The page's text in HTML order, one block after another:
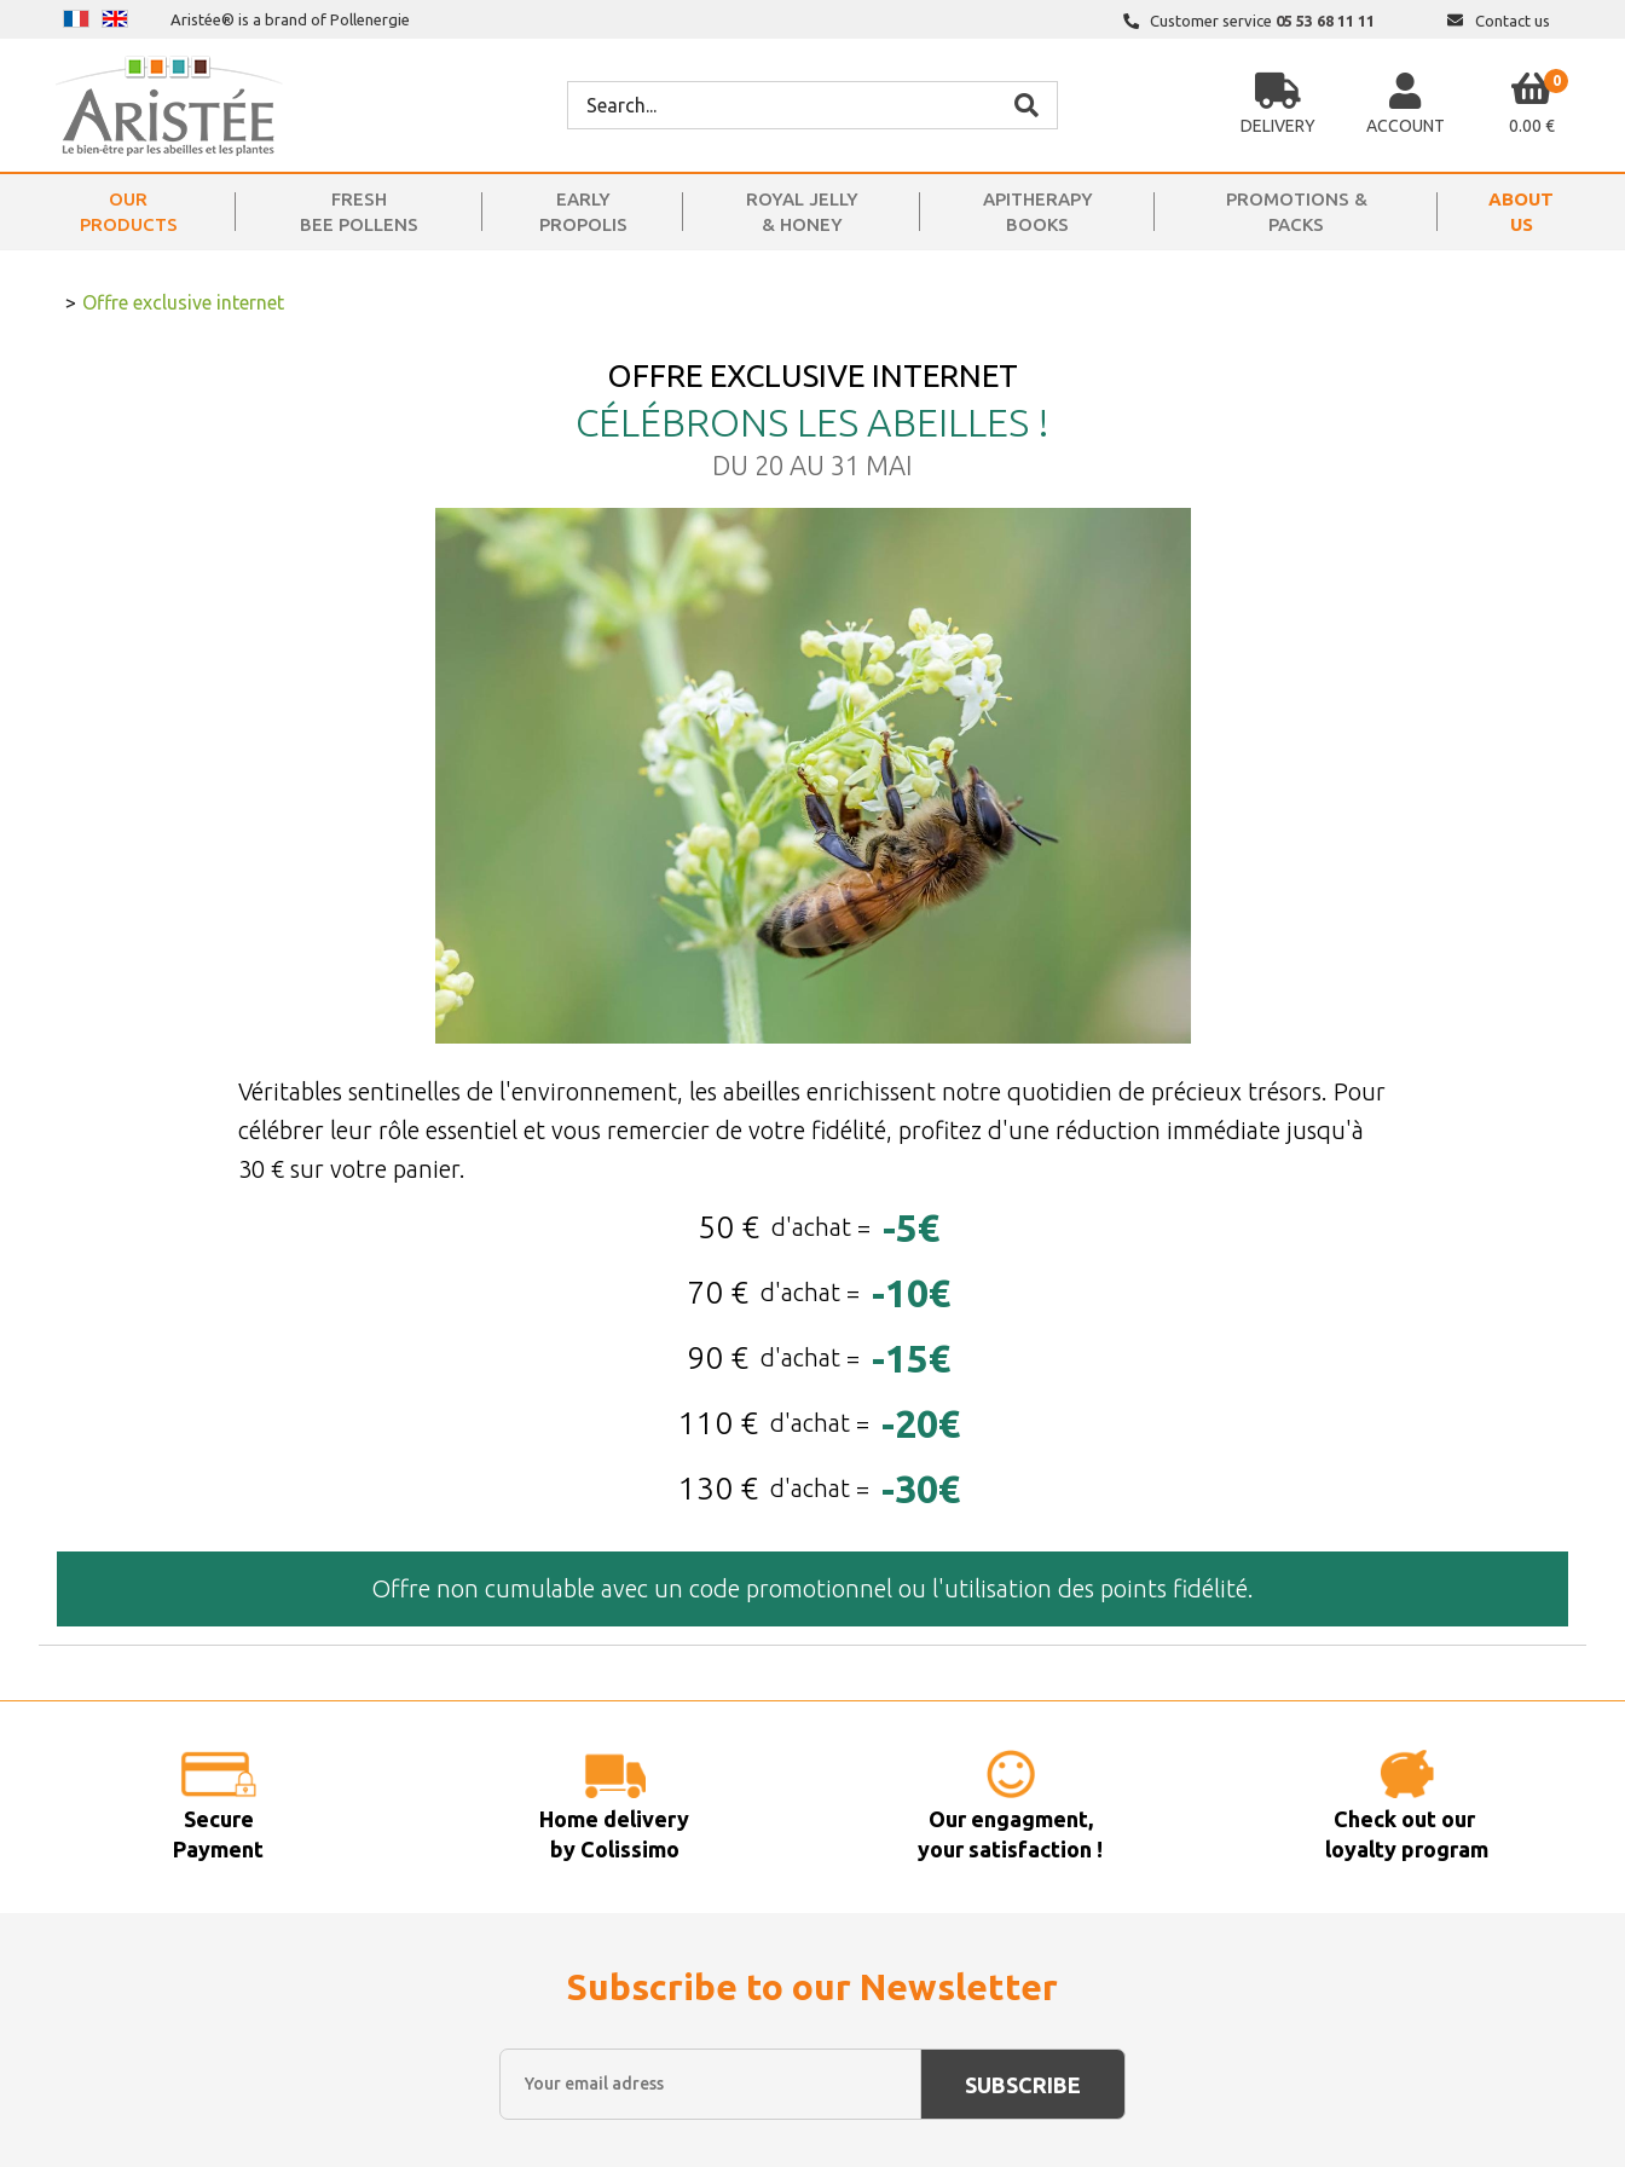
Aristée® is a brand of Pollenergie Customer service 05 53 68 11 11 Contact us
DELIVERY ACCOUNT
0
0.00 €
OUR
PRODUCTS
FRESH
BEE POLLENS
EARLY
PROPOLIS
ROYAL JELLY
& HONEY
APITHERAPY
BOOKS
PROMOTIONS &
PACKS
ABOUT
US
> Offre exclusive internet
OFFRE EXCLUSIVE INTERNET
CÉLÉBRONS LES ABEILLES !
DU 20 AU 31 MAI
Véritables sentinelles de l'environnement, les abeilles enrichissent notre quotidien de précieux trésors. Pour
célébrer leur rôle essentiel et vous remercier de votre fidélité, profitez d'une réduction immédiate jusqu'à
30 € sur votre panier.
50 € d'achat = -5€
70 € d'achat = -10€
90 € d'achat = -15€
110 € d'achat = -20€
130 € d'achat = -30€
Offre non cumulable avec un code promotionnel ou l'utilisation des points fidélité.
Secure
Payment
Home delivery
by Colissimo
Our engagment,
your satisfaction !
Check out our
loyalty program
Subscribe to our Newsletter
SUBSCRIBE